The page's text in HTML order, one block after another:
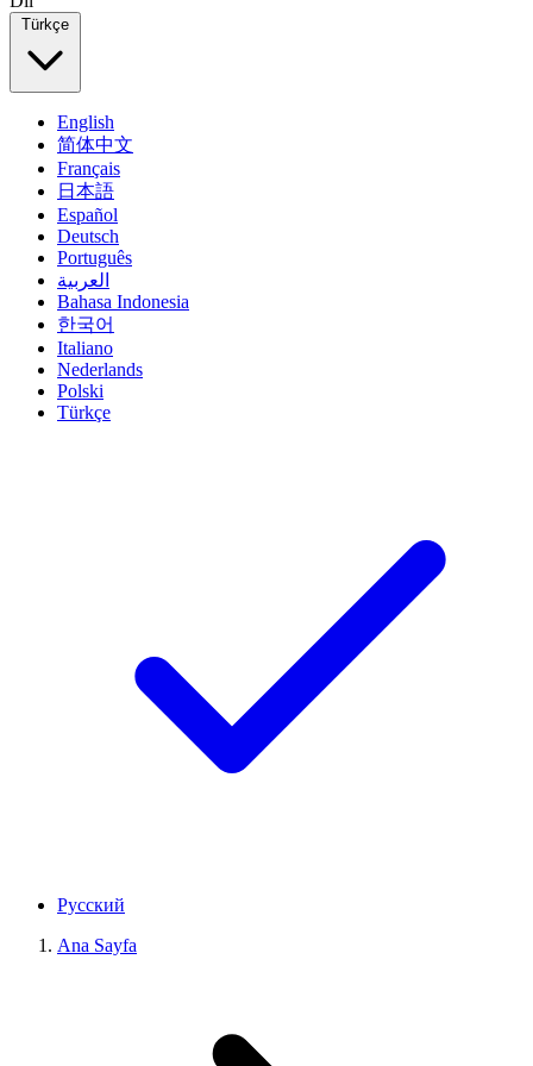
Türkçe
English
简体中文
Français
日本語
Español
Deutsch
Português
العربية
Bahasa Indonesia
한국어
Italiano
Nederlands
Polski
Türkçe
Русский
Ana Sayfa